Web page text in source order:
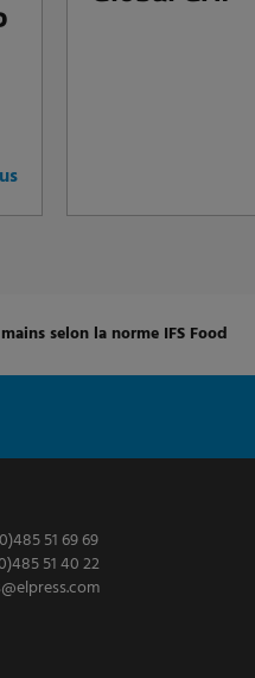
selon la norme IFS Food
51 69 69
51 40 22